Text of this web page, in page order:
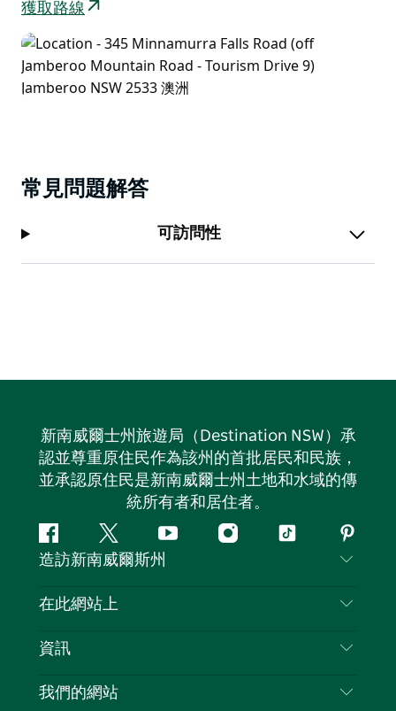
獲取路線
常見問題解答
可訪問性
新南威爾士州旅遊局（Destination NSW）承
認並尊重原住民作為該州的首批居民和民族，
並承認原住民是新南威爾士州土地和水域的傳
統所有者和居住者。
Facebook嘰
嘰
喳
Youtube Instagram
抖
造訪新南威爾斯州
聯絡我們
隱私
Cookie 通知
在此網站上
目的地
新南威爾斯州公路旅行
資訊
旅行資訊
我們的網站